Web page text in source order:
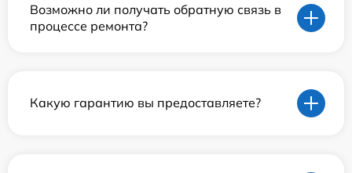
Возможно ли получать обратную связь в
процессе ремонта?
Какую гарантию вы предоставляете?